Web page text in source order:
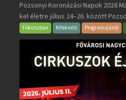
Koronázási
Napok
bejegyzéshez
Pozsonyi Koronázási Napok 2026
kel életre július 24–26. között
Fókuszban Kitekintő Programajánló